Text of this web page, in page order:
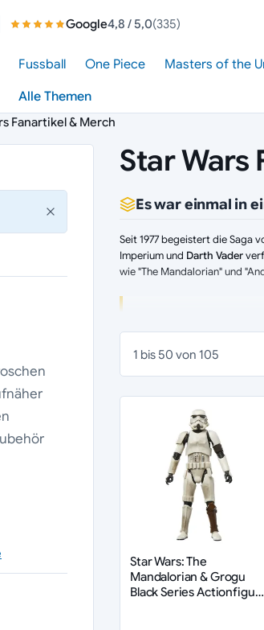
Google4,8 / 5,0(335)
Fussball One Piece Masters of the
Alle Themen
Fanartikel & Merch
Star
Es war einmal in
Seit 1977 begeistert die Saga
Imperium und Darth Vader
wie "The Mandalorian" und
The Vintage
Möge die Macht mit Ihnen
Vervollständigen Sie Ihre
1 bis 50 von 105
Star Wars: The
Mandalorian & Grogu
Black Series Actionfigur